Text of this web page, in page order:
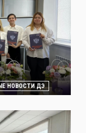
НОВОСТИ ДЭ